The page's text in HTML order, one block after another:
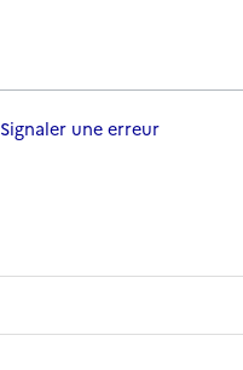
Signaler une erreur